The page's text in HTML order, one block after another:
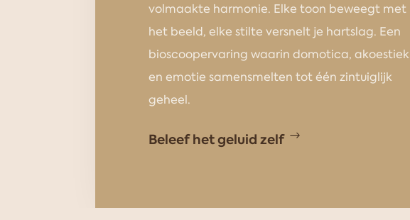
volmaakte harmonie. Elke toon beweegt met
het beeld, elke stilte versnelt je hartslag. Een
bioscoopervaring waarin domotica, akoestiek
en emotie samensmelten tot één zintuiglijk
geheel.
Beleef het geluid zelf